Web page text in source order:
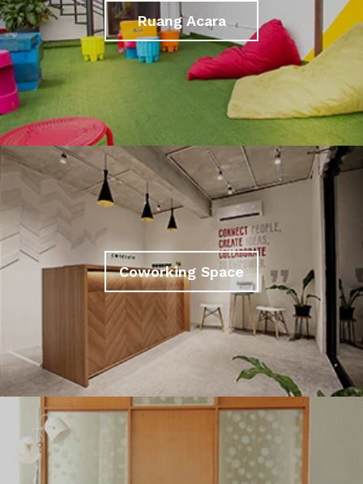
Ruang Acara
Coworking Space